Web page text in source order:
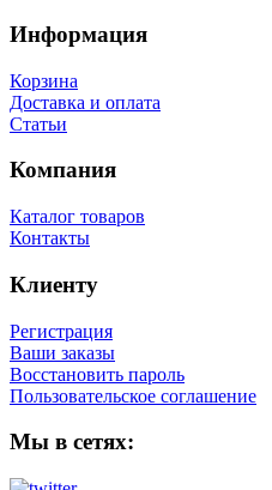
Информация
Корзина
Доставка и оплата
Статьи
Компания
Каталог товаров
Контакты
Клиенту
Регистрация
Ваши заказы
Восстановить пароль
Пользовательское соглашение
Мы в сетях: